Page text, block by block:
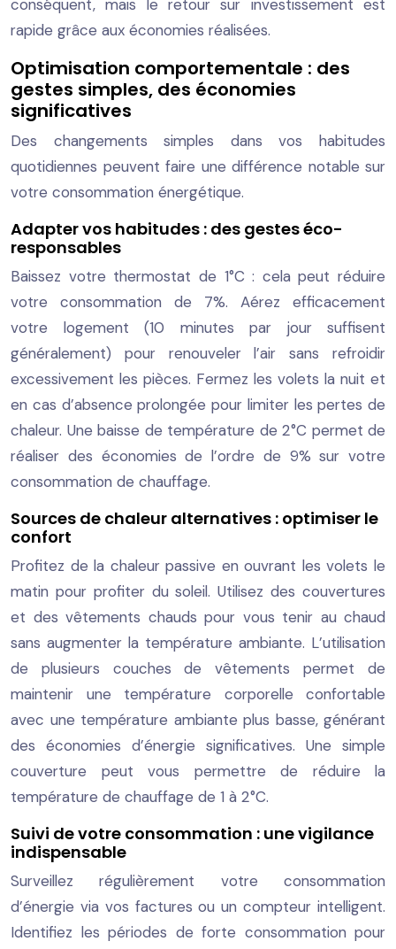
conséquent, mais le retour sur investissement est
rapide grâce aux économies réalisées.
Optimisation comportementale : des
gestes simples, des économies
significatives
Des changements simples dans vos habitudes
quotidiennes peuvent faire une différence notable sur
votre consommation énergétique.
Adapter vos habitudes : des gestes éco-
responsables
Baissez votre thermostat de 1°C : cela peut réduire
votre consommation de 7%. Aérez efficacement
votre logement (10 minutes par jour suffisent
généralement) pour renouveler l’air sans refroidir
excessivement les pièces. Fermez les volets la nuit et
en cas d’absence prolongée pour limiter les pertes de
chaleur. Une baisse de température de 2°C permet de
réaliser des économies de l’ordre de 9% sur votre
consommation de chauffage.
Sources de chaleur alternatives : optimiser le
confort
Profitez de la chaleur passive en ouvrant les volets le
matin pour profiter du soleil. Utilisez des couvertures
et des vêtements chauds pour vous tenir au chaud
sans augmenter la température ambiante. L’utilisation
de plusieurs couches de vêtements permet de
maintenir une température corporelle confortable
avec une température ambiante plus basse, générant
des économies d’énergie significatives. Une simple
couverture peut vous permettre de réduire la
température de chauffage de 1 à 2°C.
Suivi de votre consommation : une vigilance
indispensable
Surveillez régulièrement votre consommation
d’énergie via vos factures ou un compteur intelligent.
Identifiez les périodes de forte consommation pour